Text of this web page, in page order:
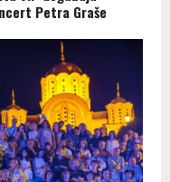
Petra Graše